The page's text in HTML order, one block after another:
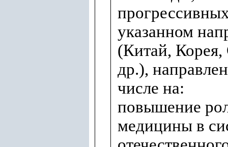
указанном
(Китай,
др.),
числе на:
повышение
медицины в